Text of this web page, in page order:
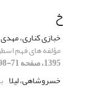
خ
خبازی کناری، مهدی
مؤلفه های فهم
1395، صفحه 71-98]
خسروشاهی، لیلا